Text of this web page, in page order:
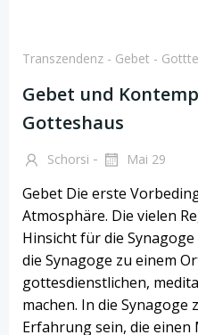
Transzendenz - Gebet -
Gebet und
Gotteshaus
Schorsi - Mai 29
Gebet Die erste
Atmosphäre. Die vielen
Hinsicht für die
die Synagoge zu einem
gottesdienstlichen,
machen. In die Synagoge
Erfahrung sein, die einen